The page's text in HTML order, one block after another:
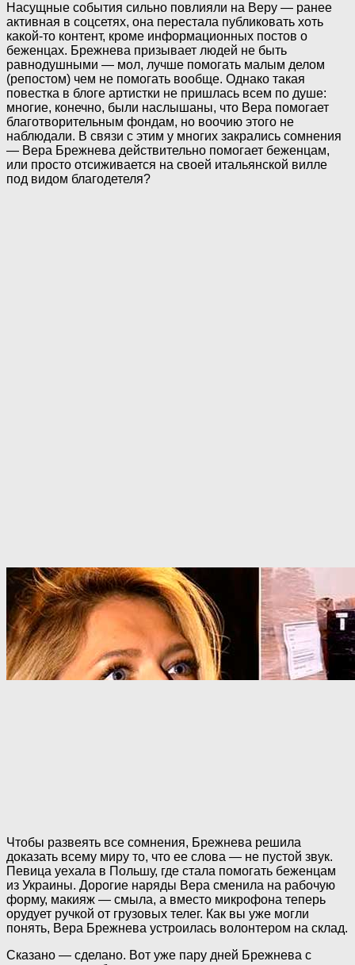
Насущные события сильно повлияли на Веру — ранее
активная в соцсетях, она перестала публиковать хоть
какой-то контент, кроме информационных постов о
беженцах. Брежнева призывает людей не быть
равнодушными — мол, лучше помогать малым делом
(репостом) чем не помогать вообще. Однако такая
повестка в блоге артистки не пришлась всем по душе:
многие, конечно, были наслышаны, что Вера помогает
благотворительным фондам, но воочию этого не
наблюдали. В связи с этим у многих закрались сомнения
— Вера Брежнева действительно помогает беженцам,
или просто отсиживается на своей итальянской вилле
под видом благодетеля?
Чтобы развеять все сомнения, Брежнева решила
доказать всему миру то, что ее слова — не пустой звук.
Певица уехала в Польшу, где стала помогать беженцам
из Украины. Дорогие наряды Вера сменила на рабочую
форму, макияж — смыла, а вместо микрофона теперь
орудует ручкой от грузовых телег. Как вы уже могли
понять, Вера Брежнева устроилась волонтером на склад.
Сказано — сделано. Вот уже пару дней Брежнева с